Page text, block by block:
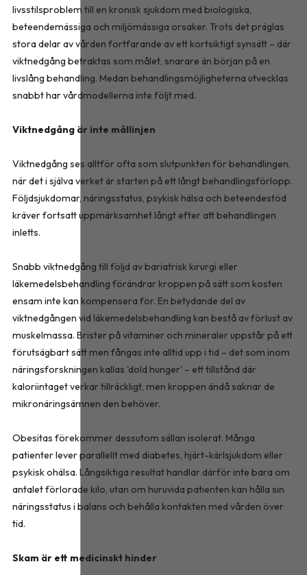
livsstilsproblem till en kronisk sjukdom med biologiska,
beteendemässiga och miljömässiga orsaker. Trots det präglas
stora delar av vården fortfarande av ett kortsiktigt synsätt – där
viktnedgång betraktas som målet, snarare än början på en
livslång behandling. Medan behandlingsmöjligheterna utvecklas
snabbt har vårdmodellerna inte följt med.
Viktnedgång är inte mållinjen
Viktnedgång ses alltför ofta som slutpunkten för behandlingen,
när det i själva verket är starten på ett långt behandlingsförlopp.
Följdsjukdomar, näringsstatus, psykisk hälsa och beteendestöd
kräver fortsatt uppmärksamhet långt efter att behandlingen
inletts.
Snabb viktnedgång till följd av bariatrisk kirurgi eller
läkemedelsbehandling förändrar kroppen på sätt som kosten
ensam inte kan kompensera för. En betydande del av
viktnedgången vid läkemedelsbehandling kan bestå av förlust av
muskelmassa. Brister på vitaminer och mineraler uppstår på ett
förutsägbart sätt men fångas inte alltid upp i tid – det som inom
näringsforskningen kallas 'dold hunger' – ett tillstånd där
kaloriintaget verkar tillräckligt, men kroppen ändå saknar de
mikronäringsämnen den behöver.
Obesitas förekommer dessutom sällan isolerat. Många
patienter lever parallellt med diabetes, hjärt-kärlsjukdom eller
psykisk ohälsa. Långsiktiga resultat handlar därför inte bara om
antalet förlorade kilo, utan om huruvida patienten kan hålla sin
näringsstatus i balans och behålla kontakten med vården över
tid.
Skam är ett medicinskt hinder